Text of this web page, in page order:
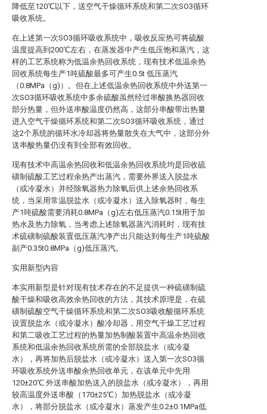
降低至120℃以下，送空气干燥循环系统和第二次SO3循环
吸收系统。
在上述第一次SO3循环吸收系统中，吸收反应热可将硫酸
温度提高到200℃左右，在蒸发器中产生低压饱和蒸汽，这
样的工艺系统称为低温余热回收系统，现有技术低温余热
回收系统每生产1吨硫酸最多可产生0.5t 低压蒸汽
（0.8MPa（g)）。但在上述低温余热回收系统中外送第一
次SO3循环吸收系统中多余硫酸虽然经过串酸换热器回收
部分热量，但外送串酸温度仍然高，这部分串酸带出热量
进入空气干燥循环系统和第二次SO3循环吸收系统，通过
这2个系统的循环水冷却器将热量散失在大气中，这部分外
送串酸热量仍没有到全部有效回收。
现有技术中高温余热回收和低温余热回收系统均是回收硫
磺制硫酸工艺过程余热产出蒸汽，需要外界送入脱盐水
（或冷凝水）并经除氧器热力除氧后供上述余热回收系
统，当采用常温脱盐水（或冷凝水）送入除氧器时，每生
产1吨硫酸需要消耗0.8MPa（g)左右低压蒸汽0.15t用于加
热水及热力除氧，当考虑上述除氧器蒸汽消耗时，现有技
术硫磺制硫酸装置低压蒸汽净产出只能达到每生产1吨硫酸
副产0.35t0.8MPa（g)低压蒸汽。
实用新型内容
本实用新型是针对现有技术存在的不足提供一种硫磺制硫
酸干燥和吸收高效余热回收的方法，其技术原理是，在硫
磺制硫酸空气干燥循环系统和第二次SO3吸收酸循环系统
设置脱盐水（或冷凝水）酸冷却器，用空气干燥工艺过程
和第二吸收工艺过程的热量加热制酸装置中高温余热回收
系统和低温余热回收系统所需的全部脱盐水（或冷凝
水），再将加热后脱盐水（或冷凝水）送入第一次SO3循
环吸收系统外送串酸余热回收单元，在该单元中先用
120±20℃ 外送串酸加热送入的脱盐水（或冷凝水），再用
较高温度外送串酸（170±25℃）加热脱盐水（或冷凝
水），将部分脱盐水（或冷凝水）蒸发产生0.2±0.1MPa低